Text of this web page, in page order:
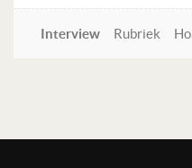
Interview Rubriek